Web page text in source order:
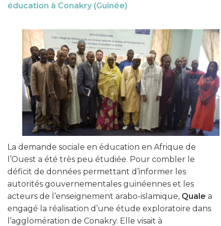
éducation à Conakry (Guinée)
La demande sociale en éducation en Afrique de
l’Ouest a été très peu étudiée. Pour combler le
déficit de données permettant d’informer les
autorités gouvernementales guinéennes et les
acteurs de l’enseignement arabo-islamique, Quale a
engagé la réalisation d’une étude exploratoire dans
l’agglomération de Conakry. Elle visait à